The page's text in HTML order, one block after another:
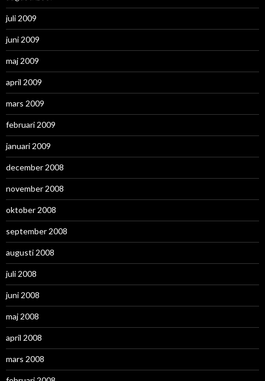
juli 2009
juni 2009
maj 2009
april 2009
mars 2009
februari 2009
januari 2009
december 2008
november 2008
oktober 2008
september 2008
augusti 2008
juli 2008
juni 2008
maj 2008
april 2008
mars 2008